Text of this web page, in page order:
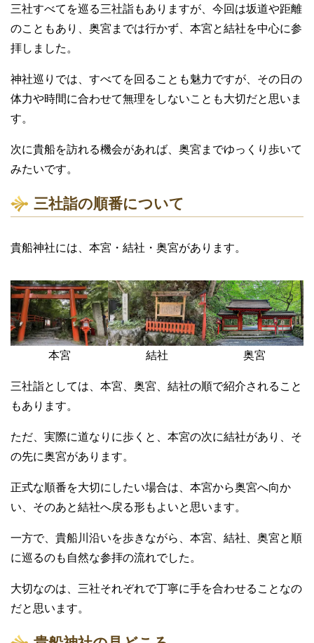
三社すべてを巡る三社詣もありますが、今回は坂道や距離
のこともあり、奥宮までは行かず、本宮と結社を中心に参
拝しました。
神社巡りでは、すべてを回ることも魅力ですが、その日の
体力や時間に合わせて無理をしないことも大切だと思いま
す。
次に貴船を訪れる機会があれば、奥宮までゆっくり歩いて
みたいです。
三社詣の順番について
貴船神社には、本宮・結社・奥宮があります。
本宮 結社 奥宮
三社詣としては、本宮、奥宮、結社の順で紹介されること
もあります。
ただ、実際に道なりに歩くと、本宮の次に結社があり、そ
の先に奥宮があります。
正式な順番を大切にしたい場合は、本宮から奥宮へ向か
い、そのあと結社へ戻る形もよいと思います。
一方で、貴船川沿いを歩きながら、本宮、結社、奥宮と順
に巡るのも自然な参拝の流れでした。
大切なのは、三社それぞれで丁寧に手を合わせることなの
だと思います。